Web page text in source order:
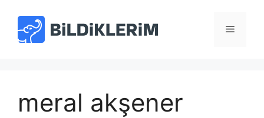
Menü
meral akşener